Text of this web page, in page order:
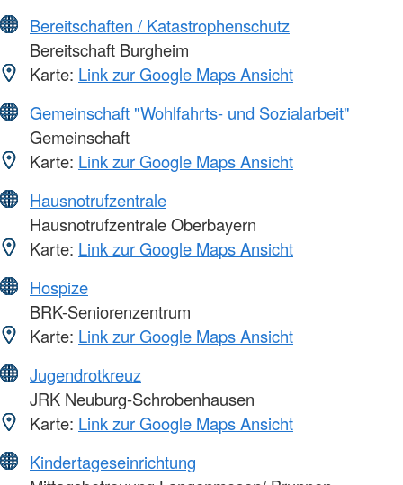
Bereitschaften / Katastrophenschutz
Bereitschaft Burgheim
Karte: Link zur Google Maps Ansicht
Gemeinschaft "Wohlfahrts- und Sozialarbeit"
Gemeinschaft
Karte: Link zur Google Maps Ansicht
Hausnotrufzentrale
Hausnotrufzentrale Oberbayern
Karte: Link zur Google Maps Ansicht
Hospize
BRK-Seniorenzentrum
Karte: Link zur Google Maps Ansicht
Jugendrotkreuz
JRK Neuburg-Schrobenhausen
Karte: Link zur Google Maps Ansicht
Kindertageseinrichtung